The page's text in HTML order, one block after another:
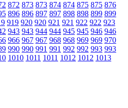
872 873 873 874 874 875 875 876
896 896 897 897 898 898 899 899
919 920 920 921 921 922 922 923
943 943 944 944 945 945 946 946
966 967 967 968 968 969 969 970
990 990 991 991 992 992 993 993
1010 1011 1011 1012 1012 1013